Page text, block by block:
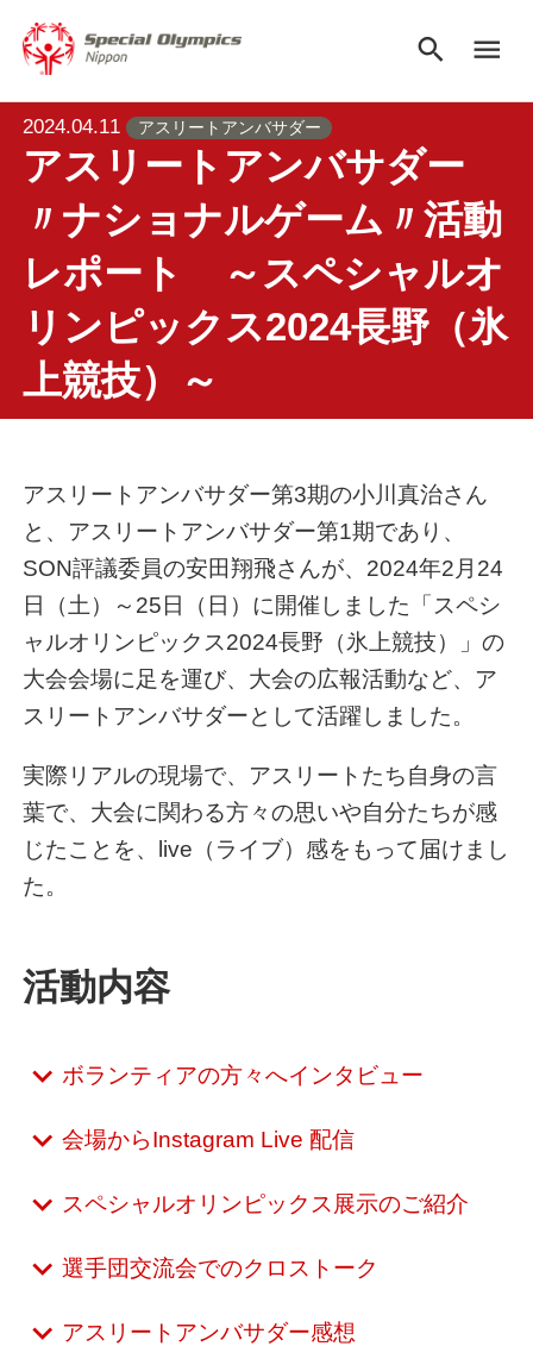
search menu
2024.04.11 アスリートアンバサダー
アスリートアンバサダー
〃ナショナルゲーム〃活動
レポート ～スペシャルオ
リンピックス2024長野（氷
上競技）～
アスリートアンバサダー第3期の小川真治さん
と、アスリートアンバサダー第1期であり、
SON評議委員の安田翔飛さんが、2024年2月24
日（土）～25日（日）に開催しました「スペシ
ャルオリンピックス2024長野（氷上競技）」の
大会会場に足を運び、大会の広報活動など、ア
スリートアンバサダーとして活躍しました。
実際リアルの現場で、アスリートたち自身の言
葉で、大会に関わる方々の思いや自分たちが感
じたことを、live（ライブ）感をもって届けまし
た。
活動内容
ボランティアの方々へインタビュー
会場からInstagram Live 配信
スペシャルオリンピックス展示のご紹介
選手団交流会でのクロストーク
アスリートアンバサダー感想